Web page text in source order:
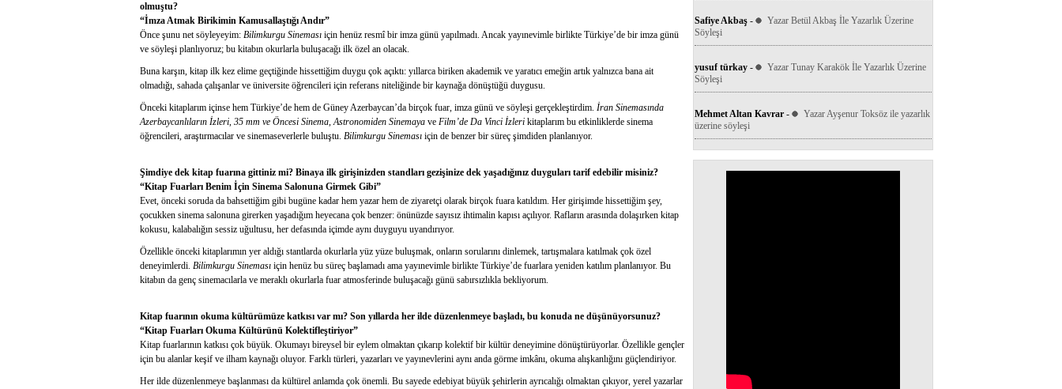
olmuştu?
“İmza Atmak Birikimin Kamusallaştığı Andır”
Önce şunu net söyleyeyim: Bilimkurgu Sineması için henüz resmî bir imza günü yapılmadı. Ancak yayınevimle birlikte Türkiye’de bir imza günü
ve söyleşi planlıyoruz; bu kitabın okurlarla buluşacağı ilk özel an olacak.
Buna karşın, kitap ilk kez elime geçtiğinde hissettiğim duygu çok açıktı: yıllarca biriken akademik ve yaratıcı emeğin artık yalnızca bana ait
olmadığı, sahada çalışanlar ve üniversite öğrencileri için referans niteliğinde bir kaynağa dönüştüğü duygusu.
Önceki kitaplarım içinse hem Türkiye’de hem de Güney Azerbaycan’da birçok fuar, imza günü ve söyleşi gerçekleştirdim. İran Sinemasında
Azerbaycanlıların İzleri, 35 mm ve Öncesi Sinema,Astronomiden Sinemaya ve Film’de Da Vinci İzleri kitaplarım bu etkinliklerde sinema
öğrencileri, araştırmacılar ve sinemaseverlerle buluştu. Bilimkurgu Sineması için de benzer bir süreç şimdiden planlanıyor.
Şimdiye dek kitap fuarına gittiniz mi? Binaya ilk girişinizden standları gezişinize dek yaşadığınız duyguları tarif edebilir misiniz?
“Kitap Fuarları Benim İçin Sinema Salonuna Girmek Gibi”
Evet, önceki soruda da bahsettiğim gibi bugüne kadar hem yazar hem de ziyaretçi olarak birçok fuara katıldım. Her girişimde hissettiğim şey,
çocukken sinema salonuna girerken yaşadığım heyecana çok benzer: önünüzde sayısız ihtimalin kapısı açılıyor. Rafların arasında dolaşırken kitap
kokusu, kalabalığın sessiz uğultusu, her defasında içimde aynı duyguyu uyandırıyor.
Özellikle önceki kitaplarımın yer aldığı stantlarda okurlarla yüz yüze buluşmak, onların sorularını dinlemek, tartışmalara katılmak çok özel
deneyimlerdi. Bilimkurgu Sineması için henüz bu süreç başlamadı ama yayınevimle birlikte Türkiye’de fuarlara yeniden katılım planlanıyor. Bu
kitabın da genç sinemacılarla ve meraklı okurlarla fuar atmosferinde buluşacağı günü sabırsızlıkla bekliyorum.
Kitap fuarının okuma kültürümüze katkısı var mı? Son yıllarda her ilde düzenlenmeye başladı, bu konuda ne düşünüyorsunuz?
“Kitap Fuarları Okuma Kültürünü Kolektifleştiriyor”
Kitap fuarlarının katkısı çok büyük. Okumayı bireysel bir eylem olmaktan çıkarıp kolektif bir kültür deneyimine dönüştürüyorlar. Özellikle gençler
için bu alanlar keşif ve ilham kaynağı oluyor. Farklı türleri, yazarları ve yayınevlerini aynı anda görme imkânı, okuma alışkanlığını güçlendiriyor.
Her ilde düzenlenmeye başlanması da kültürel anlamda çok önemli. Bu sayede edebiyat büyük şehirlerin ayrıcalığı olmaktan çıkıyor, yerel yazarlar
Safiye Akbaş -
Yazar Betül Akbaş İle Yazarlık Üzerine
Söyleşi
yusuf türkay -
Yazar Tunay Karakök İle Yazarlık Üzerine
Söyleşi
Mehmet Altan Kavrar -
Yazar Ayşenur Toksöz ile yazarlık
üzerine söyleşi